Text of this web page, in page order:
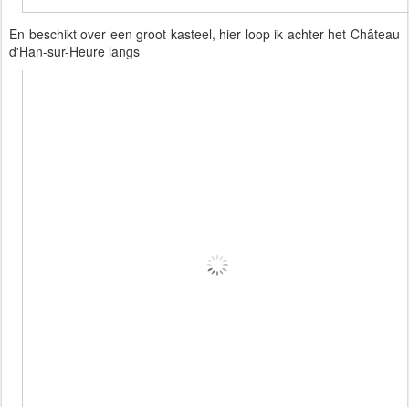
En beschikt over een groot kasteel, hier loop ik achter het Château
d'Han-sur-Heure langs